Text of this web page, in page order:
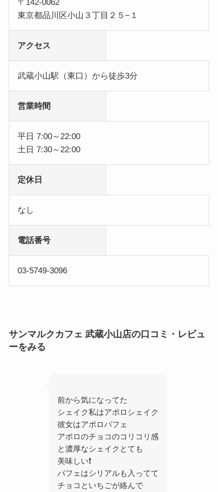
〒142-0062
東京都品川区小山３丁目２５−１
アクセス
武蔵小山駅（東口）から徒歩3分
営業時間
平日 7:00～22:00
土日 7:30～22:00
定休日
なし
電話番号
03-5749-3096
サンマルクカフェ 武蔵小山店の口コミ・レビュ
ーをみる
前から気になってた
シェイク私はアポロシェイク
彼女はアポロパフェ
アポロのチョコのコリコリ感
と濃厚なシェイクとても
美味しい❗️
パフェはシリアルも入ってて
チョコといちごが絡んで